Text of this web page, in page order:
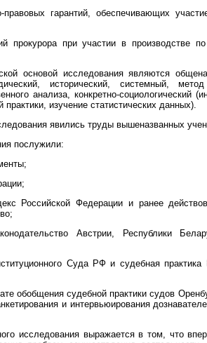
правовых гарантий, обеспечивающих
прокурора при участии в производстве
основой исследования являются
исторический, системный, метод
анализа, конкретно-социологический
изучение статистических данных).
явились труды вышеназванных
послужили:
Российской Федерации и ранее
Австрии, Республики
Суда РФ и судебная практика
обобщения судебной практики судов
и интервьюирования
исследования выражается в том, что